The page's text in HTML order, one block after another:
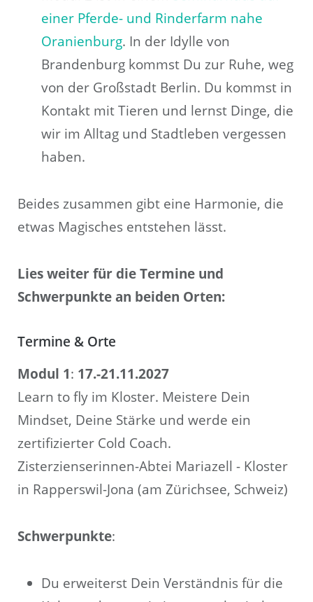
einer Pferde- und Rinderfarm nahe
Oranienburg. In der Idylle von
Brandenburg kommst Du zur Ruhe, weg
von der Großstadt Berlin. Du kommst in
Kontakt mit Tieren und lernst Dinge, die
wir im Alltag und Stadtleben vergessen
haben.
Beides zusammen gibt eine Harmonie, die
etwas Magisches entstehen lässt.
Lies weiter für die Termine und
Schwerpunkte an beiden Orten:
Termine & Orte
Modul 1: 17.-21.11.2027
Learn to fly im Kloster. Meistere Dein
Mindset, Deine Stärke und werde ein
zertifizierter Cold Coach.
Zisterzienserinnen-Abtei Mariazell - Kloster
in Rapperswil-Jona (am Zürichsee, Schweiz)
Schwerpunkte:
Du erweiterst Dein Verständnis für die